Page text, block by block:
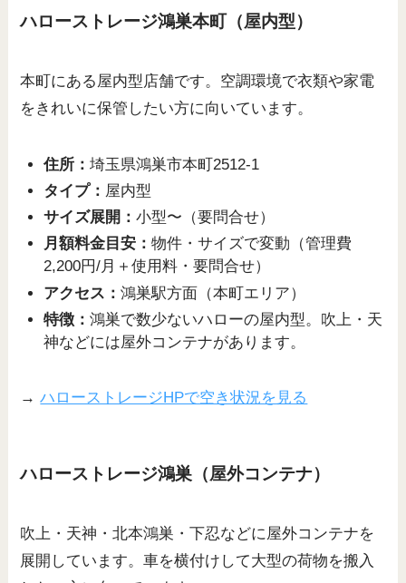
ハローストレージ鴻巣本町（屋内型）
本町にある屋内型店舗です。空調環境で衣類や家電
をきれいに保管したい方に向いています。
住所： 埼玉県鴻巣市本町2512-1
タイプ： 屋内型
サイズ展開： 小型〜（要問合せ）
月額料金目安： 物件・サイズで変動（管理費
2,200円/月＋使用料・要問合せ）
アクセス： 鴻巣駅方面（本町エリア）
特徴： 鴻巣で数少ないハローの屋内型。吹上・天
神などには屋外コンテナがあります。
→ハローストレージHPで空き状況を見る
ハローストレージ鴻巣（屋外コンテナ）
吹上・天神・北本鴻巣・下忍などに屋外コンテナを
展開しています。車を横付けして大型の荷物を搬入